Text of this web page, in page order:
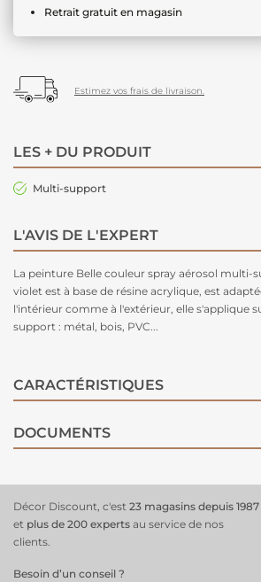
Retrait gratuit en magasin
Estimez vos frais de livraison.
LES + DU PRODUIT
Multi-support
L'AVIS DE L'EXPERT
La peinture Belle couleur spray aérosol multi-
violet est à base de résine acrylique, est
l'intérieur comme à l'extérieur, elle s'applique
support : métal, bois, PVC...
CARACTÉRISTIQUES
DOCUMENTS
Décor Discount, c'est 23 magasins depuis 1987
et plus de 200 experts au service de nos
clients.
Besoin d’un conseil ?